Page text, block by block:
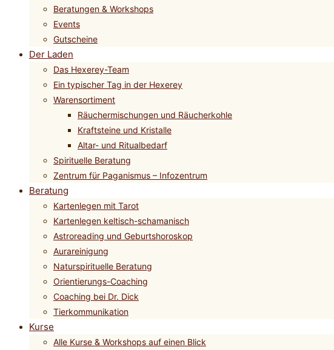
Beratungen & Workshops
Events
Gutscheine
Der Laden
Das Hexerey-Team
Ein typischer Tag in der Hexerey
Warensortiment
Räuchermischungen und Räucherkohle
Kraftsteine und Kristalle
Altar- und Ritualbedarf
Spirituelle Beratung
Zentrum für Paganismus – Infozentrum
Beratung
Kartenlegen mit Tarot
Kartenlegen keltisch-schamanisch
Astroreading und Geburtshoroskop
Aurareinigung
Naturspirituelle Beratung
Orientierungs-Coaching
Coaching bei Dr. Dick
Tierkommunikation
Kurse
Alle Kurse & Workshops auf einen Blick